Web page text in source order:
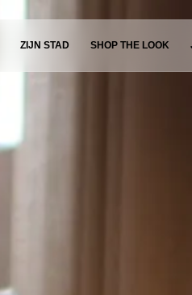
ZIJN STAD SHOP THE LOOK